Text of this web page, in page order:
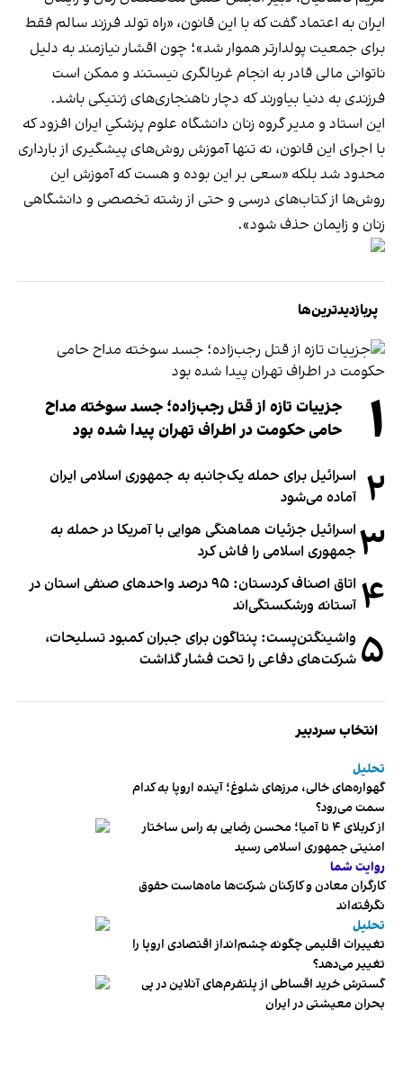
ايران به اعتماد گفت که با این قانون، «راه تولد فرزند سالم فقط
برای جمعیت پولدارتر هموار شد»؛ چون اقشار نیازمند به دلیل
ناتوانی مالی قادر به انجام غربالگری نیستند و ممکن است
فرزندی به دنیا بیاورند که دچار ناهنجاری‌های ژنتیکی باشد.
این استاد و مدير گروه زنان دانشگاه علوم پزشكي ايران افزود که
با اجرای این قانون، نه تنها آموزش روش‌های پیشگیری از بارداری
محدود شد بلکه «سعی بر این بوده و هست که آموزش این
روش‌ها از کتاب‌های درسی و حتی از رشته تخصصی و دانشگاهی
زنان و زایمان حذف شود».
پربازدیدترین‌ها
۱
جزییات تازه از قتل رجب‌زاده؛ جسد سوخته مداح
حامی حکومت در اطراف تهران پیدا شده بود
۲ اسرائیل برای حمله یک‌جانبه به جمهوری اسلامی ایران
آماده می‌شود
۳ اسرائیل جزئیات هماهنگی هوایی با آمریکا در حمله به
جمهوری اسلامی را فاش کرد
۴
اتاق اصناف کردستان: ۹۵ درصد واحدهای صنفی استان در
آستانه ورشکستگی‌اند
۵ واشینگتن‌پست: پنتاگون برای جبران کمبود تسلیحات،
شرکت‌های دفاعی را تحت فشار گذاشت
انتخاب سردبیر
تحلیل
گهواره‌های خالی، مرزهای شلوغ؛ آینده اروپا به کدام
سمت می‌رود؟
از کربلای ۴ تا آمیا؛ محسن رضایی به راس ساختار
امنیتی جمهوری اسلامی رسید
روایت شما
کارگران معادن و کارکنان شرکت‌ها ماه‌هاست حقوق
نگرفته‌اند
تحلیل
تغییرات اقلیمی چگونه چشم‌انداز اقتصادی اروپا را
تغییر می‌دهد؟
گسترش خرید اقساطی از پلتفرم‌های آنلاین در پی
بحران معیشتی در ایران